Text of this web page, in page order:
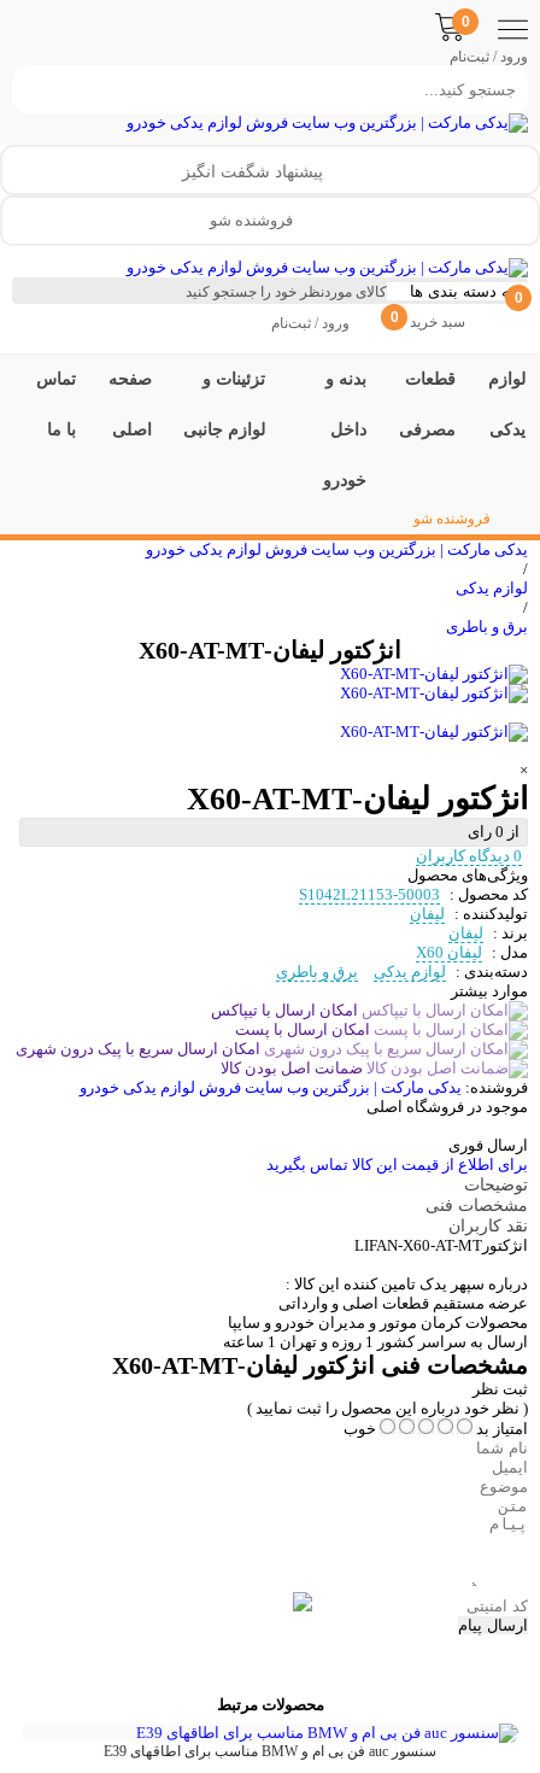
0
ورود / ثبت‌نام
پیشنهاد شگفت انگیز
فروشنده شو
0
سبد خرید
0 ورود / ثبت‌نام
لوازم
یدکی
قطعات
مصرفی
بدنه و
داخل
خودرو
تزئینات و
لوازم جانبی
صفحه
اصلی
تماس
با ما
فروشنده شو
یدکی مارکت | بزرگترین وب سایت فروش لوازم یدکی خودرو
/
لوازم یدکی
/
برق و باطری
انژکتور لیفان-X60-AT-MT
×
انژکتور لیفان-X60-AT-MT
از 0 رای
0 دیدگاه کاربران
ویژگی‌های محصول
کد محصول :
S1042L21153-50003
تولیدکننده :
لیفان
برند :
لیفان
مدل :
لیفان X60
دسته‌بندی :
لوازم یدکی
برق و باطری
موارد بیشتر
امکان ارسال با تیپاکس
امکان ارسال با پست
امکان ارسال سریع با پیک درون شهری
ضمانت اصل بودن کالا
فروشنده: یدکی مارکت | بزرگترین وب سایت فروش لوازم یدکی خودرو
موجود در فروشگاه اصلی
ارسال فوری
برای اطلاع از قیمت این کالا تماس بگیرید
توضیحات
مشخصات فنی
نقد کاربران
انژکتورLIFAN-X60-AT-MT
درباره سپهر یدک تامین کننده این کالا :
عرضه مستقیم قطعات اصلی و وارداتی
محصولات کرمان موتور و مدیران خودرو و سایپا
ارسال به سراسر کشور 1 روزه و تهران 1 ساعته
مشخصات فنی انژکتور لیفان-X60-AT-MT
ثبت نظر
( نظر خود درباره این محصول را ثبت نمایید )
امتیاز بد خوب
ارسال پیام
محصولات مرتبط
سنسور auc فن بی ام و BMW مناسب برای اطاقهای E39